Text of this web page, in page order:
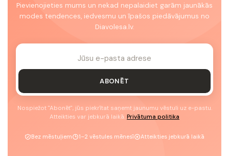
Pievienojieties mums un nekad nepalaidiet garām jaunākās
modes tendences, iedvesmu un īpašos piedāvājumus no
Diavolesa.lv.
ABONĒT
Nospiežot "Abonēt", jūs piekrītat saņemt jaunumu vēstuli uz e-pastu.
Atteikties var jebkurā laikā. Privātuma politika
Bez mēstuļiem 1–2 vēstules mēnesī Atteikties jebkurā laikā